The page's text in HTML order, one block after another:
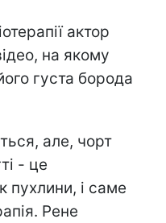
актор
на якому
густа борода
але, чорт
- це
пухлини, і саме
Рене